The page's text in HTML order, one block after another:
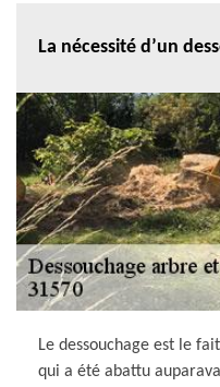
La nécessité d’un
Le dessouchage est le
qui a été abattu